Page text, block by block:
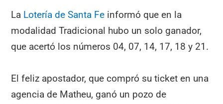
La Lotería de Santa Fe informó que en la
modalidad Tradicional hubo un solo ganador,
que acertó los números 04, 07, 14, 17, 18 y 21.
El feliz apostador, que compró su ticket en una
agencia de Matheu, ganó un pozo de